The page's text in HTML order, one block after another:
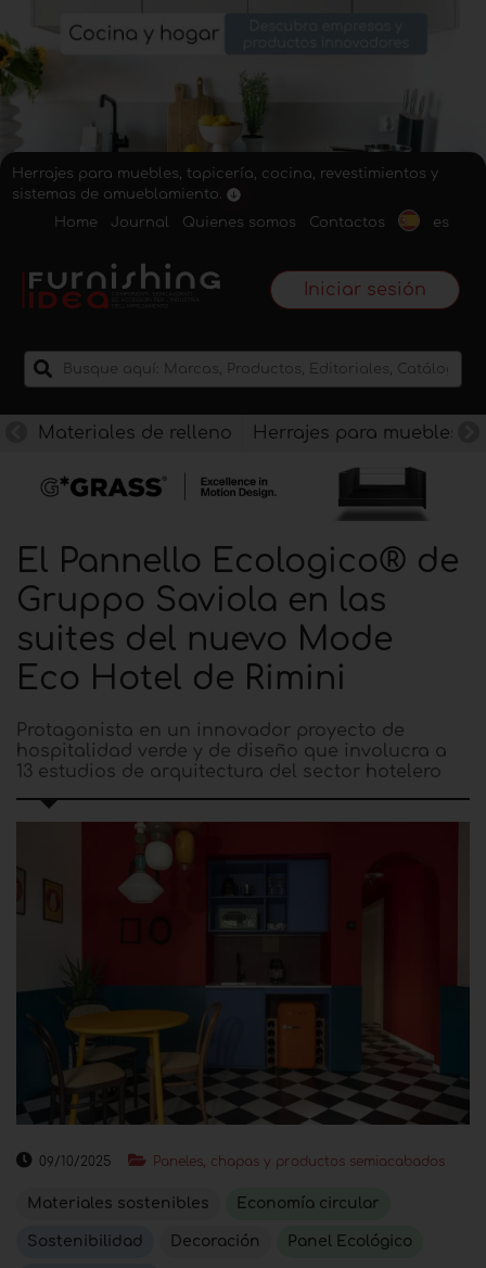
Herrajes para muebles, tapicería, cocina, revestimientos y
sistemas de amueblamiento.
Home
Journal Quienes somos Contactos es
Iniciar sesión
Materiales de relleno Herrajes para muebles
El Pannello Ecologico® de
Gruppo Saviola en las
suites del nuevo Mode
Eco Hotel de Rimini
Protagonista en un innovador proyecto de
hospitalidad verde y de diseño que involucra a
13 estudios de arquitectura del sector hotelero
09/10/2025 Paneles, chapas y productos semiacabados
Materiales sostenibles Economía circular
Sostenibilidad Decoración Panel Ecológico